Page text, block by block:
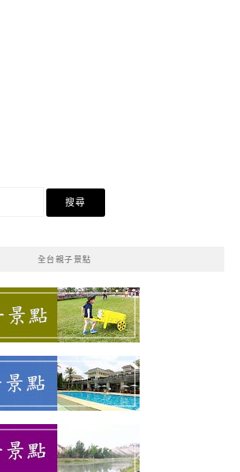
全台親子景點